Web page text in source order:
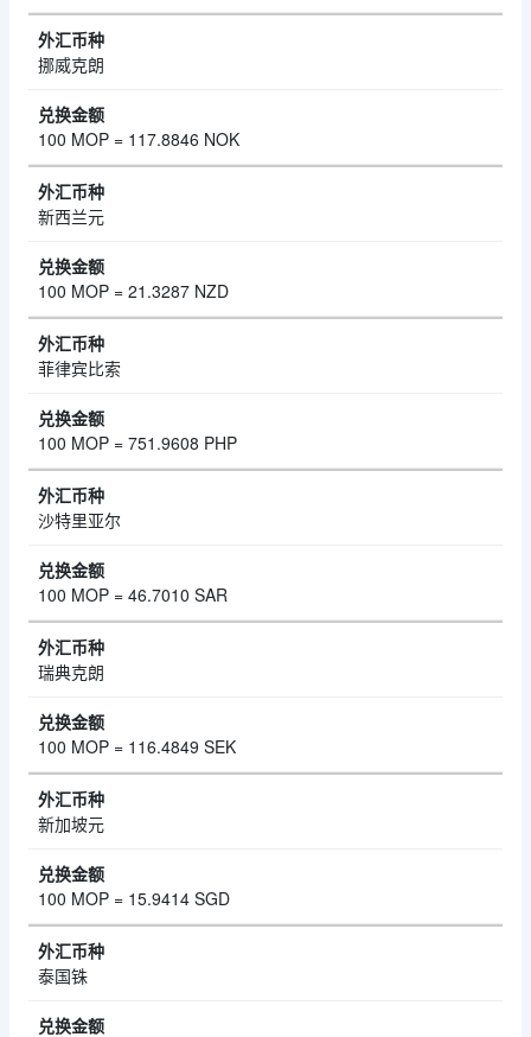
挪威克朗
100 MOP = 117.8846 NOK
新西兰元
100 MOP = 21.3287 NZD
菲律宾比索
100 MOP = 751.9608 PHP
沙特里亚尔
100 MOP = 46.7010 SAR
瑞典克朗
100 MOP = 116.4849 SEK
新加坡元
100 MOP = 15.9414 SGD
泰国铢